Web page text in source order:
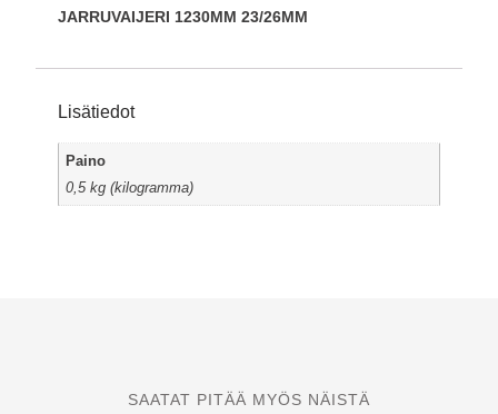
JARRUVAIJERI 1230MM 23/26MM
Lisätiedot
Paino
0,5 kg (kilogramma)
SAATAT PITÄÄ MYÖS NÄISTÄ